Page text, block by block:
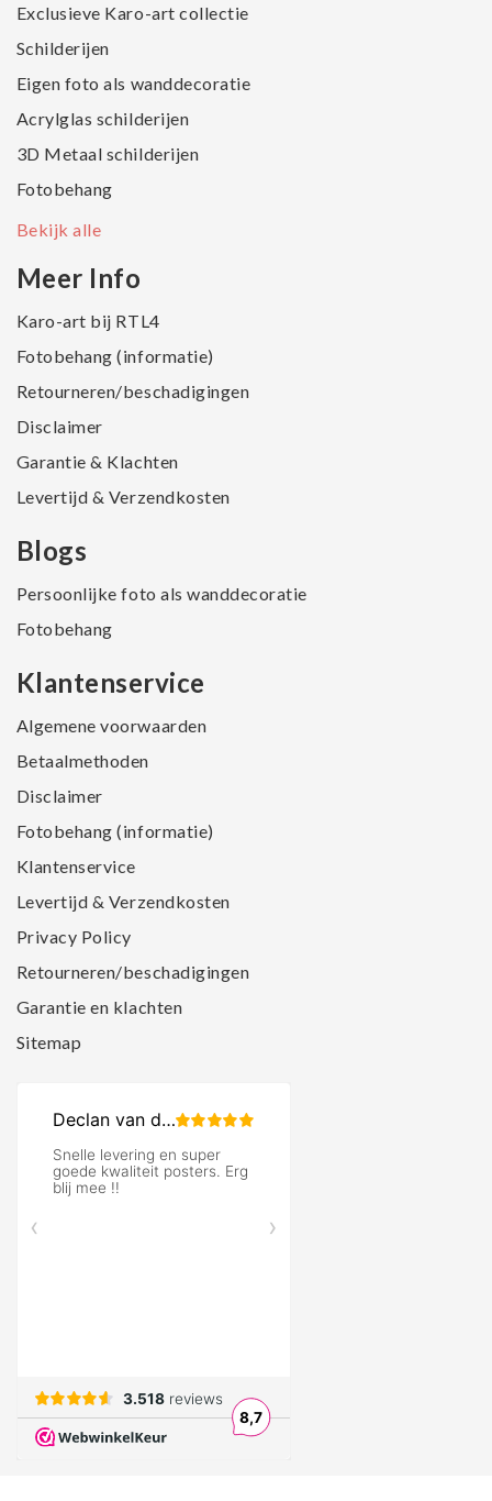
Exclusieve Karo-art collectie
Schilderijen
Eigen foto als wanddecoratie
Acrylglas schilderijen
3D Metaal schilderijen
Fotobehang
Bekijk alle
Meer Info
Karo-art bij RTL4
Fotobehang (informatie)
Retourneren/beschadigingen
Disclaimer
Garantie & Klachten
Levertijd & Verzendkosten
Blogs
Persoonlijke foto als wanddecoratie
Fotobehang
Klantenservice
Algemene voorwaarden
Betaalmethoden
Disclaimer
Fotobehang (informatie)
Klantenservice
Levertijd & Verzendkosten
Privacy Policy
Retourneren/beschadigingen
Garantie en klachten
Sitemap